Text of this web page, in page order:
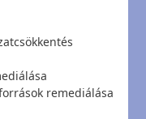
remediálása